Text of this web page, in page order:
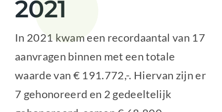
Nieuwsbrief
2021
In 2021 kwam een recordaantal van 17
aanvragen binnen met een totale
waarde van € 191.772,-. Hiervan zijn er
7 gehonoreerd en 2 gedeeltelijk